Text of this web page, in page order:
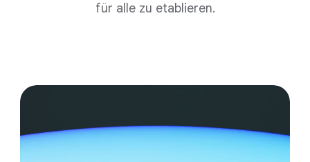
für alle zu etablieren.